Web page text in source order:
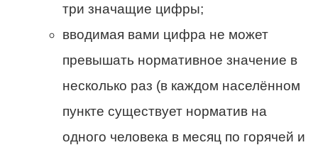
три значащие цифры;
вводимая вами цифра не может
превышать нормативное значение в
несколько раз (в каждом населённом
пункте существует норматив на
одного человека в месяц по горячей и